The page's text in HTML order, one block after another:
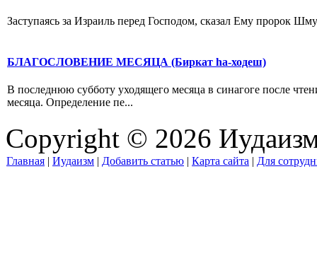
Заступаясь за Израиль перед Господом, сказал Ему пророк
БЛАГОСЛОВЕНИЕ МЕСЯЦА (Биркат hа-ходеш)
В последнюю субботу уходящего месяца в синагоге после
месяца. Определение пе...
Copyright © 2026
Главная | Иудаизм | Добавить статью | Карта сайта | Для